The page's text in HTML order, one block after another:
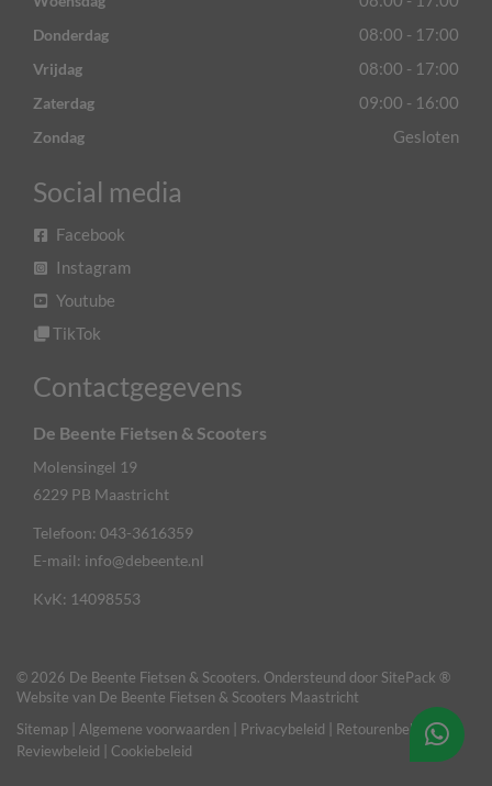
Donderdag 08:00 - 17:00
Vrijdag 08:00 - 17:00
Zaterdag 09:00 - 16:00
Zondag Gesloten
Social media
Facebook
Instagram
Youtube
TikTok
Contactgegevens
De Beente Fietsen & Scooters
Molensingel 19
6229 PB Maastricht
Telefoon: 043-3616359
E-mail: info@debeente.nl
KvK: 14098553
© 2026 De Beente Fietsen & Scooters. Ondersteund door SitePack ®
Website van De Beente Fietsen & Scooters Maastricht
Sitemap
Algemene voorwaarden Privacybeleid
Retourenbeleid
Reviewbeleid
Cookiebeleid